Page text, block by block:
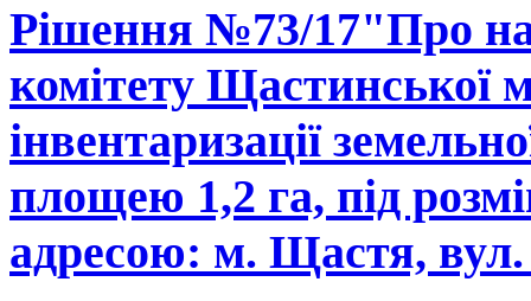
Рішення №73/17"Про
комітету Щастинської
інвентаризації
площею 1,2 га, під
адресою: м. Щастя, вул.